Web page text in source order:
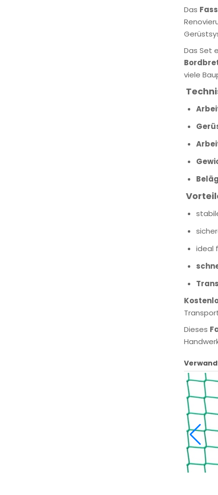
Das
Das Set
viele
ideal
Dieses